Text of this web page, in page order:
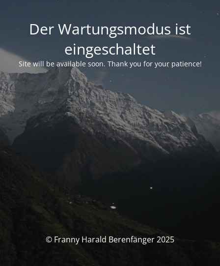
Der Wartungsmodus ist
eingeschaltet
Site will be available soon. Thank you for your patience!
© Franny Harald Berenfänger 2025